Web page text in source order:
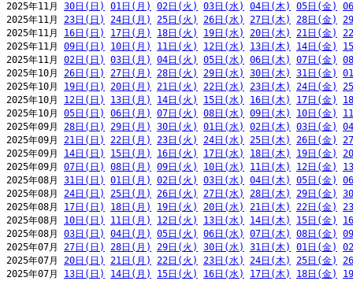
2025年11月 30日(日) 01日(月) 02日(火) 03日(水) 04日(木) 05日(金)
2025年11月 23日(日) 24日(月) 25日(火) 26日(水) 27日(木) 28日(金)
2025年11月 16日(日) 17日(月) 18日(火) 19日(水) 20日(木) 21日(金)
2025年11月 09日(日) 10日(月) 11日(火) 12日(水) 13日(木) 14日(金)
2025年11月 02日(日) 03日(月) 04日(火) 05日(水) 06日(木) 07日(金)
2025年10月 26日(日) 27日(月) 28日(火) 29日(水) 30日(木) 31日(金)
2025年10月 19日(日) 20日(月) 21日(火) 22日(水) 23日(木) 24日(金)
2025年10月 12日(日) 13日(月) 14日(火) 15日(水) 16日(木) 17日(金)
2025年10月 05日(日) 06日(月) 07日(火) 08日(水) 09日(木) 10日(金)
2025年09月 28日(日) 29日(月) 30日(火) 01日(水) 02日(木) 03日(金)
2025年09月 21日(日) 22日(月) 23日(火) 24日(水) 25日(木) 26日(金)
2025年09月 14日(日) 15日(月) 16日(火) 17日(水) 18日(木) 19日(金)
2025年09月 07日(日) 08日(月) 09日(火) 10日(水) 11日(木) 12日(金)
2025年08月 31日(日) 01日(月) 02日(火) 03日(水) 04日(木) 05日(金)
2025年08月 24日(日) 25日(月) 26日(火) 27日(水) 28日(木) 29日(金)
2025年08月 17日(日) 18日(月) 19日(火) 20日(水) 21日(木) 22日(金)
2025年08月 10日(日) 11日(月) 12日(火) 13日(水) 14日(木) 15日(金)
2025年08月 03日(日) 04日(月) 05日(火) 06日(水) 07日(木) 08日(金)
2025年07月 27日(日) 28日(月) 29日(火) 30日(水) 31日(木) 01日(金)
2025年07月 20日(日) 21日(月) 22日(火) 23日(水) 24日(木) 25日(金)
2025年07月 13日(日) 14日(月) 15日(火) 16日(水) 17日(木) 18日(金)